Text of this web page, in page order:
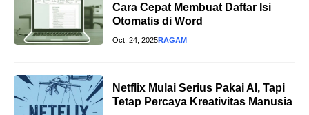
Cara Cepat Membuat Daftar Isi
Otomatis di Word
Oct. 24, 2025RAGAM
Netflix Mulai Serius Pakai AI, Tapi
Tetap Percaya Kreativitas Manusia